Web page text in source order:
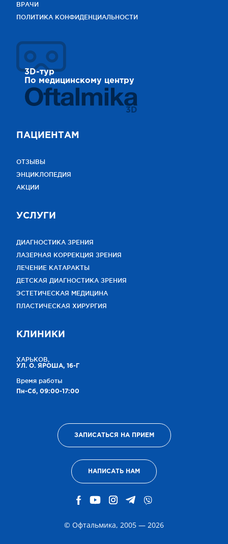
ВРАЧИ
ПОЛИТИКА КОНФИДЕНЦИАЛЬНОСТИ
3D-тур
По медицинскому центру
3D
ПАЦИЕНТАМ
ОТЗЫВЫ
ЭНЦИКЛОПЕДИЯ
АКЦИИ
УСЛУГИ
ДИАГНОСТИКА ЗРЕНИЯ
ЛАЗЕРНАЯ КОРРЕКЦИЯ ЗРЕНИЯ
ЛЕЧЕНИЕ КАТАРАКТЫ
ДЕТСКАЯ ДИАГНОСТИКА ЗРЕНИЯ
ЭСТЕТИЧЕСКАЯ МЕДИЦИНА
ПЛАСТИЧЕСКАЯ ХИРУРГИЯ
КЛИНИКИ
ХАРЬКОВ,
УЛ. О. ЯРОША, 16-Г
Время работы
Пн-Сб, 09:00-17:00
ЗАПИСАТЬСЯ НА ПРИЕМ
НАПИСАТЬ НАМ
© Офтальмика, 2005 — 2026